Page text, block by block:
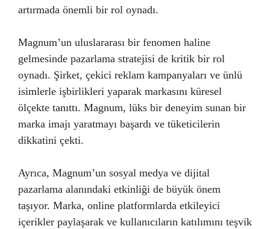
artırmada önemli bir rol oynadı.
Magnum’un uluslararası bir fenomen haline
gelmesinde pazarlama stratejisi de kritik bir rol
oynadı. Şirket, çekici reklam kampanyaları ve ünlü
isimlerle işbirlikleri yaparak markasını küresel
ölçekte tanıttı. Magnum, lüks bir deneyim sunan bir
marka imajı yaratmayı başardı ve tüketicilerin
dikkatini çekti.
Ayrıca, Magnum’un sosyal medya ve dijital
pazarlama alanındaki etkinliği de büyük önem
taşıyor. Marka, online platformlarda etkileyici
içerikler paylaşarak ve kullanıcıların katılımını teşvik